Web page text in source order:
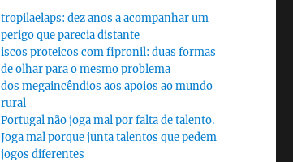
tropilaelaps: dez anos a acompanhar um
perigo que parecia distante
iscos proteicos com fipronil: duas formas
de olhar para o mesmo problema
dos megaincêndios aos apoios ao mundo
rural
Portugal não joga mal por falta de talento.
Joga mal porque junta talentos que pedem
jogos diferentes